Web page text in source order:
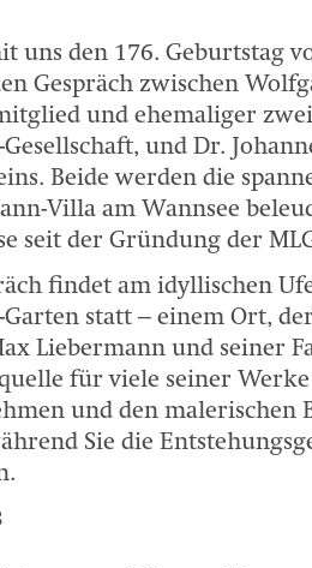
uns den 176. Geburtstag
Gespräch zwischen
und ehemaliger
und Dr.
Beide werden die
Villa am Wannsee
seit der Gründung der
findet am idyllischen
statt – einem Ort,
Liebermann und seiner
für viele seiner
und den malerischen
Sie die